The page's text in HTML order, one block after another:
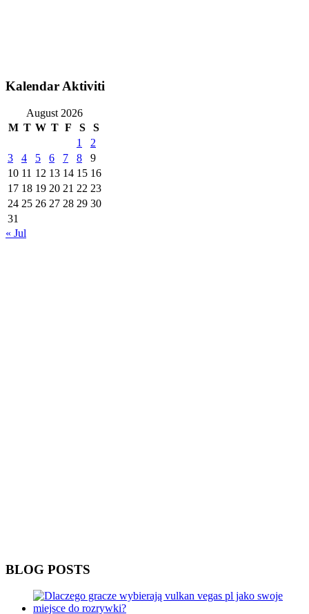
Kalendar Aktiviti
August 2026
M T W T F S
S
1
2
3
4 5 6 7 8
9
10 11 12 13 14 15 16
17 18 19 20 21 22 23
24 25 26 27 28 29 30
31
« Jul
BLOG POSTS